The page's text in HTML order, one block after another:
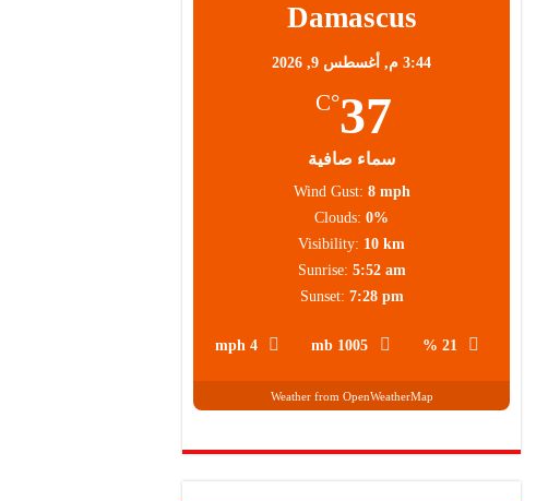
Damascus
3:44 م, أغسطس 9, 2026
37
°C
سماء صافية
21 %
1005 mb
4 mph
Wind Gust: 8 mph
Clouds: 0%
Visibility: 10 km
Sunrise: 5:52 am
Sunset: 7:28 pm
Weather from OpenWeatherMap